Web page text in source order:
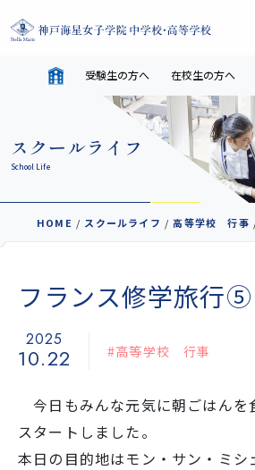
HOME
受験生の方へ
学校案内
学校生活
受験生の方へ 在校生の方へ
スクールライフ
School Life
HOME / スクールライフ / 高等学校 行事
フランス修学旅行
2025
10.22 #高等学校 行事
今日もみんな元気に朝ごはんを
スタートしました。
本日の目的地はモン・サン・ミシ